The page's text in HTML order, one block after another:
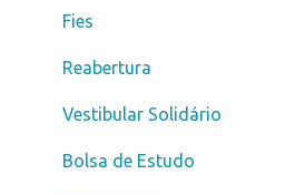
Fies
Reabertura
Vestibular Solidário
Bolsa de Estudo